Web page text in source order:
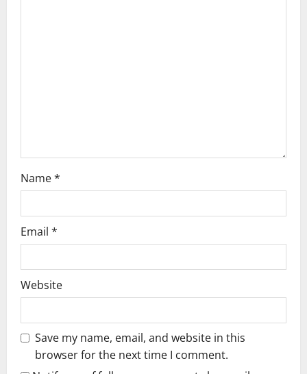
Name*
Email *
Website
Save my name, email, and website in this
browser for the next time I comment.